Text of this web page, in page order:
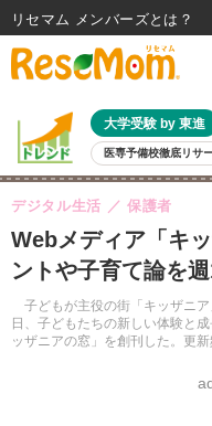
大学受験 by 東進
医専予備校徹底リサ
親子で考える大学選び 高校受験
共通テスト 夏休み
8月開催イベント・WS 全国公
自由研究教材（小学生向け） 自
Webメディア「キ
ントや子育て論を
子どもが主役の街「キッザニ
日、子どもたちの新しい体験と
ッザニアの窓」を創刊した。更
デジタル生活 保護者
リセマム メンバーズ